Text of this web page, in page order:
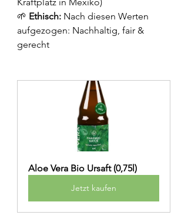
🌱 Ethisch: Nach diesen Werten
aufgezogen: Nachhaltig, fair &
gerecht
Aloe Vera Bio Ursaft (0,75l)
Jetzt kaufen